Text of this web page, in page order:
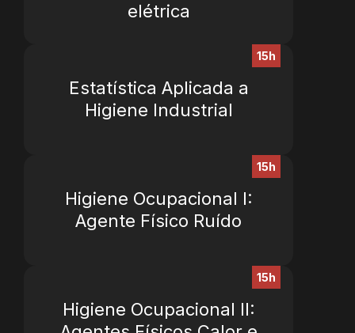
elétrica
15h
Estatística Aplicada a
Higiene Industrial
15h
Higiene Ocupacional I:
Agente Físico Ruído
15h
Higiene Ocupacional II: